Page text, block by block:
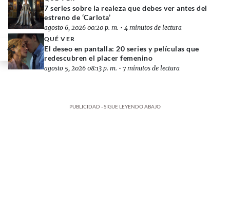
7 series sobre la realeza que debes ver antes del
estreno de ‘Carlota’
agosto 6, 2026 00:20 p. m. • 4 minutos de lectura
QUÉ VER
El deseo en pantalla: 20 series y películas que
redescubren el placer femenino
agosto 5, 2026 08:13 p. m. • 7 minutos de lectura
PUBLICIDAD - SIGUE LEYENDO ABAJO